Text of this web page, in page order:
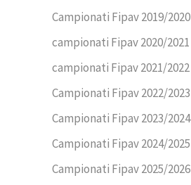
Campionati Fipav 2019/2020
campionati Fipav 2020/2021
campionati Fipav 2021/2022
Campionati Fipav 2022/2023
Campionati Fipav 2023/2024
Campionati Fipav 2024/2025
Campionati Fipav 2025/2026